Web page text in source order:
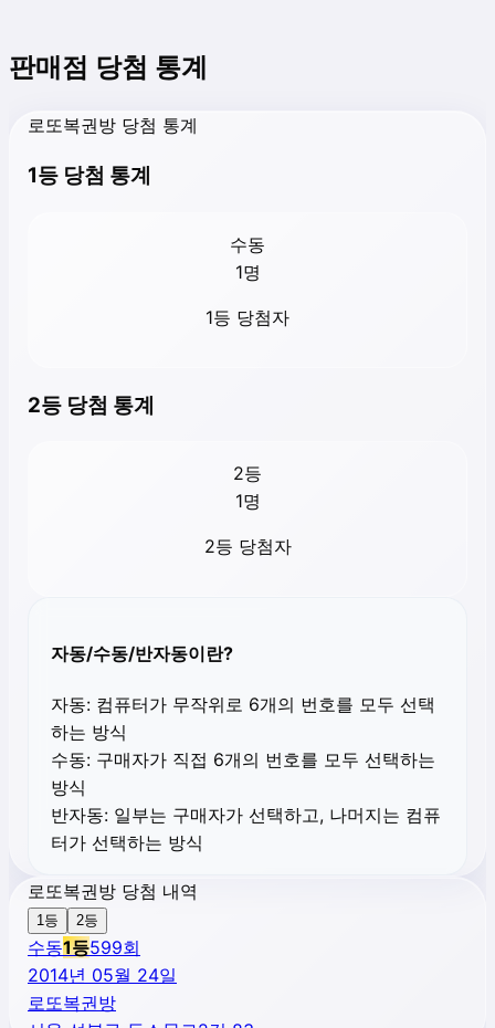
판매점 당첨 통계
로또복권방 당첨 통계
1등 당첨 통계
수동
1명
1등 당첨자
2등 당첨 통계
2등
1명
2등 당첨자
자동/수동/반자동이란?
자동: 컴퓨터가 무작위로 6개의 번호를 모두 선택
하는 방식
수동: 구매자가 직접 6개의 번호를 모두 선택하는
방식
반자동: 일부는 구매자가 선택하고, 나머지는 컴퓨
터가 선택하는 방식
로또복권방 당첨 내역
1등 2등
수동1등599회
2014년 05월 24일
로또복권방